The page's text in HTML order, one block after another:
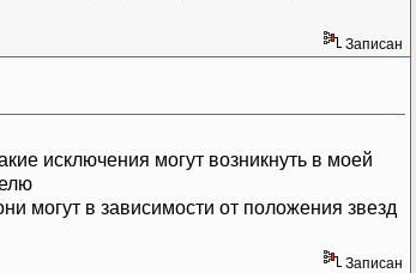
Записан
исключения могут возникнуть в моей
могут в зависимости от положения звезд
Записан